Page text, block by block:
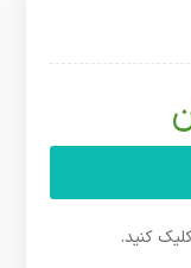
کنید.